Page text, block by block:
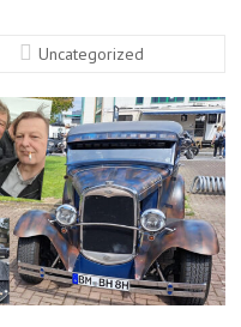
Uncategorized